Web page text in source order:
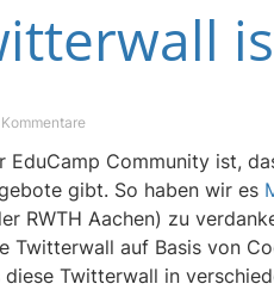
EduCamp Community ist,
gibt. So haben wir es
RWTH Aachen) zu
Twitterwall auf Basis von
diese Twitterwall in